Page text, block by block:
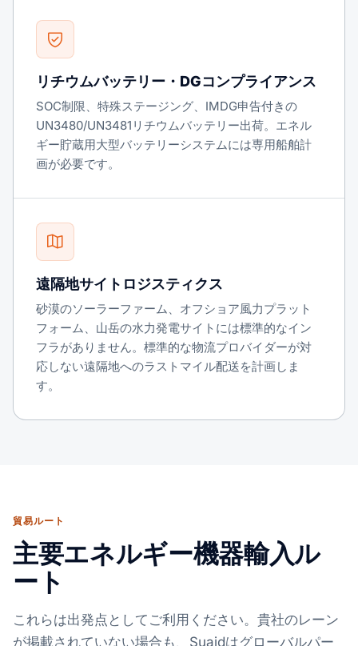
リチウムバッテリー・DGコンプライアンス
SOC制限、特殊ステージング、IMDG申告付きの
UN3480/UN3481リチウムバッテリー出荷。エネル
ギー貯蔵用大型バッテリーシステムには専用船舶計
画が必要です。
遠隔地サイトロジスティクス
砂漠のソーラーファーム、オフショア風力プラット
フォーム、山岳の水力発電サイトには標準的なイン
フラがありません。標準的な物流プロバイダーが対
応しない遠隔地へのラストマイル配送を計画しま
す。
貿易ルート
主要エネルギー機器輸入ル
ート
これらは出発点としてご利用ください。貴社のレーン
が掲載されていない場合も、Suaidはグローバルパー